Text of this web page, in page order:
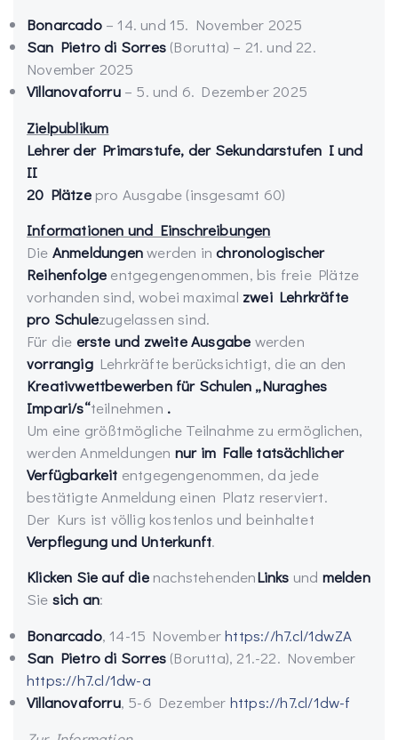
Bonarcado– 14. und 15. November 2025
San Pietro di Sorres (Borutta) – 21. und 22.
November 2025
Villanovaforru– 5. und 6. Dezember 2025
Zielpublikum
Lehrer der Primarstufe, der Sekundarstufen I und
II
20 Plätzepro Ausgabe (insgesamt 60)
Informationen und Einschreibungen
Die Anmeldungenwerden inchronologischer
Reihenfolge entgegengenommen, bis freie Plätze
vorhanden sind, wobei maximal zwei Lehrkräfte
pro Schulezugelassen sind.
Für die erste und zweite Ausgabe werden
vorrangigLehrkräfte berücksichtigt, die an den
Kreativwettbewerben für Schulen „Nuraghes
Impari/s“teilnehmen .
Um eine größtmögliche Teilnahme zu ermöglichen,
werden Anmeldungen nur im Falle tatsächlicher
Verfügbarkeit entgegengenommen, da jede
bestätigte Anmeldung einen Platz reserviert.
Der Kurs ist völlig kostenlos und beinhaltet
Verpflegung und Unterkunft.
Klicken Sie auf dienachstehendenLinks und melden
Sie sich an:
Bonarcado, 14-15 Novemberhttps://h7.cl/1dwZA
San Pietro di Sorres (Borutta), 21.-22. November
https://h7.cl/1dw-a
Villanovaforru, 5-6 Dezember https://h7.cl/1dw-f